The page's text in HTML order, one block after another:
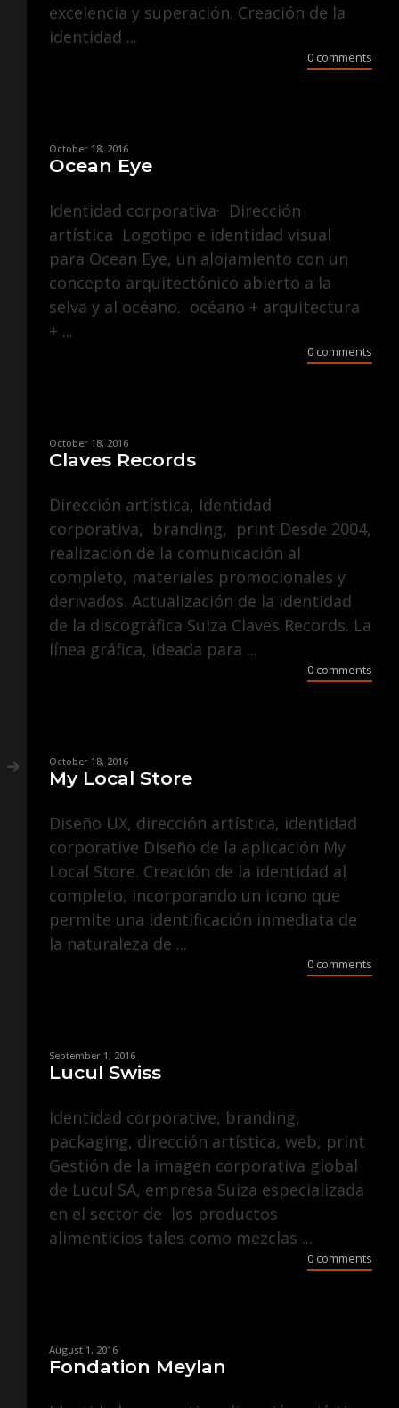
excelencia y superación. Creación de la
identidad ...
0 comments
October 18, 2016
Ocean Eye
Identidad corporativa· Dirección
artística Logotipo e identidad visual
para Ocean Eye, un alojamiento con un
concepto arquitectónico abierto a la
selva y al océano. océano + arquitectura
+ ...
0 comments
October 18, 2016
Claves Records
Dirección artística, Identidad
corporativa, branding, print Desde 2004,
realización de la comunicación al
completo, materiales promocionales y
derivados. Actualización de la identidad
de la discográfica Suiza Claves Records. La
línea gráfica, ideada para ...
0 comments
October 18, 2016
My Local Store
Diseño UX, dirección artística, identidad
corporative Diseño de la aplicación My
Local Store. Creación de la identidad al
completo, incorporando un icono que
permite una identificación inmediata de
la naturaleza de ...
0 comments
September 1, 2016
Lucul Swiss
Identidad corporative, branding,
packaging, dirección artística, web, print
Gestión de la imagen corporativa global
de Lucul SA, empresa Suiza especializada
en el sector de los productos
alimenticios tales como mezclas ...
0 comments
August 1, 2016
Fondation Meylan